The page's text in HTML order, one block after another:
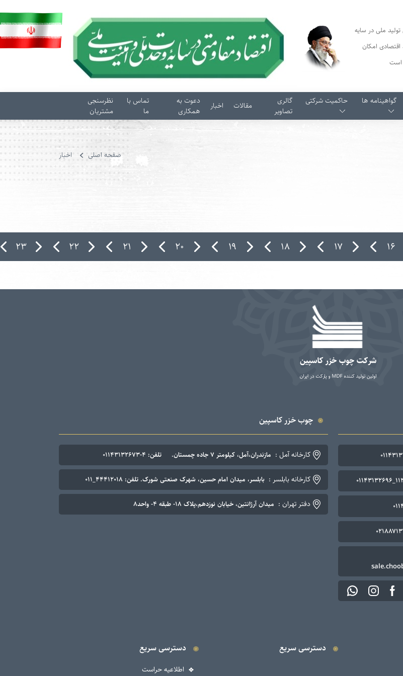
تولید ملی در سایه
اقتصادی امکان
است
گواهینامه ها حاکمیت شرکتی
گالری
تصاویر
مقالات اخبار
دعوت به
همکاری
تماس با
ما
نظرسنجی
مشتریان
صفحه اصلی اخبار
۱۶ ۱۷ ۱۸ ۱۹ ۲۰ ۲۱ ۲۲ ۲۳
۴
چوب خزر کاسپین
کارخانه آمل : مازندران،آمل، کیلومتر ۷ جاده چمستان. تلفن: ۴-۰۱۱۴۳۱۳۲۶۷۳
کارخانه بابلسر : بابلسر، میدان امام حسین، شهرک صنعتی شورک. تلفن: ۴۴۴۱۲۰۱۸_۰۱۱
دفتر تهران : میدان آرژانتین، خیابان نوزدهم،پلاک ۱۸- طبقه ۴- واحد۸
دسترسی سریع دسترسی سریع
اطلاعیه حراست